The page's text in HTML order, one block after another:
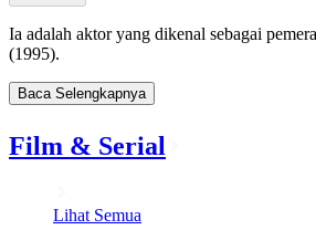
Ia adalah aktor yang dikenal sebagai
(1995).
Baca Selengkapnya
Film & Serial
Lihat Semua